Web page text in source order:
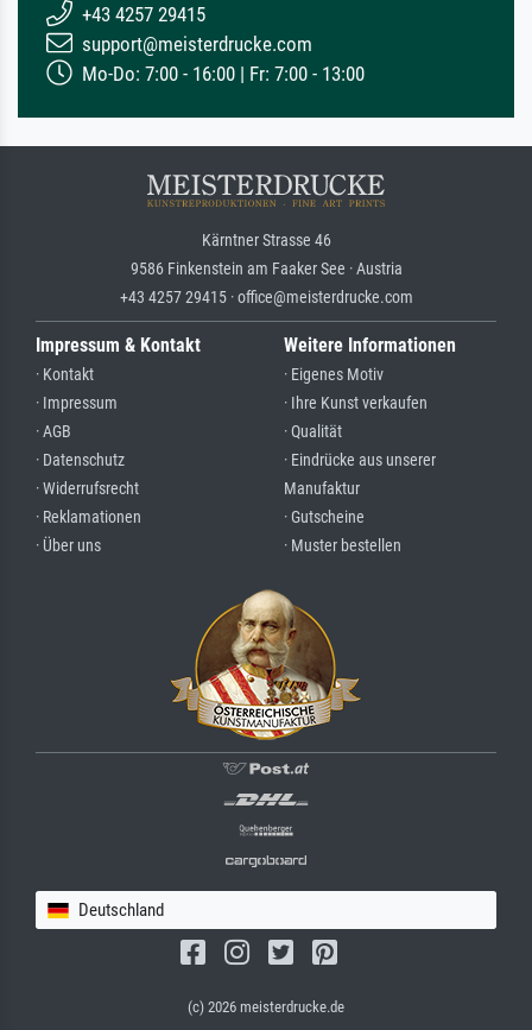
+43 4257 29415
support@meisterdrucke.com
Mo-Do: 7:00 - 16:00 | Fr: 7:00 - 13:00
Kärntner Strasse 46
9586 Finkenstein am Faaker See · Austria
+43 4257 29415 · office@meisterdrucke.com
Impressum & Kontakt
· Kontakt
· Impressum
· AGB
· Datenschutz
· Widerrufsrecht
· Reklamationen
· Über uns
Weitere Informationen
· Eigenes Motiv
· Ihre Kunst verkaufen
· Qualität
· Eindrücke aus unserer
Manufaktur
· Gutscheine
· Muster bestellen
Deutschland
(c) 2026 meisterdrucke.de